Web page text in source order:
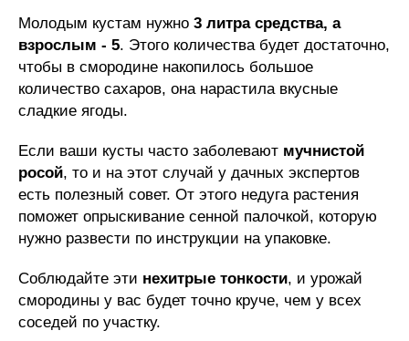
Молодым кустам нужно 3 литра средства, а
взрослым - 5. Этого количества будет достаточно,
чтобы в смородине накопилось большое
количество сахаров, она нарастила вкусные
сладкие ягоды.
Если ваши кусты часто заболевают мучнистой
росой, то и на этот случай у дачных экспертов
есть полезный совет. От этого недуга растения
поможет опрыскивание сенной палочкой, которую
нужно развести по инструкции на упаковке.
Соблюдайте эти нехитрые тонкости, и урожай
смородины у вас будет точно круче, чем у всех
соседей по участку.